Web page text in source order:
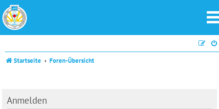
Startseite Foren-Übersicht
Anmelden